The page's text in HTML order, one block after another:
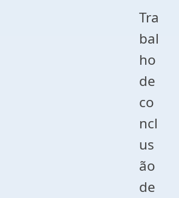
Tra
bal
ho
de
co
ncl
us
ão
de